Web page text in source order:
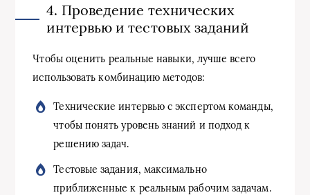
4. Проведение технических
интервью и тестовых заданий
Чтобы оценить реальные навыки, лучше всего
использовать комбинацию методов:
Технические интервью с экспертом команды,
чтобы понять уровень знаний и подход к
решению задач.
Тестовые задания, максимально
приближенные к реальным рабочим задачам.